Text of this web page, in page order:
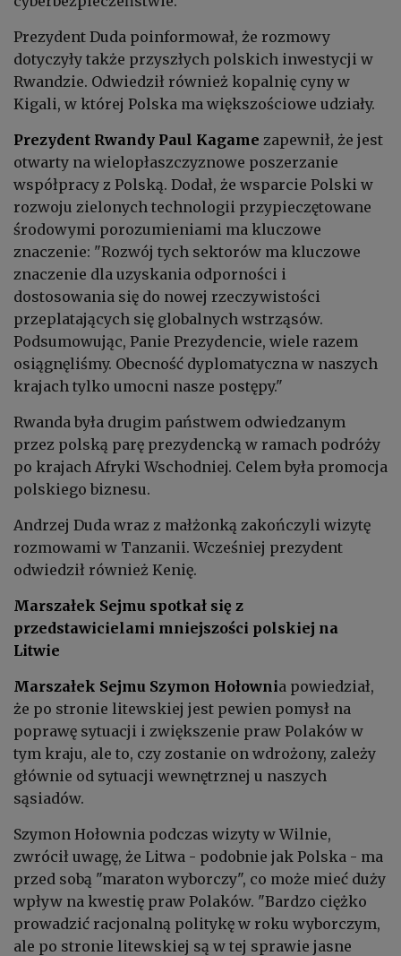
Prezydent Duda poinformował, że rozmowy
dotyczyły także przyszłych polskich inwestycji w
Rwandzie. Odwiedził również kopalnię cyny w
Kigali, w której Polska ma większościowe udziały.
Prezydent Rwandy Paul Kagame zapewnił, że jest
otwarty na wielopłaszczyznowe poszerzanie
współpracy z Polską. Dodał, że wsparcie Polski w
rozwoju zielonych technologii przypieczętowane
środowymi porozumieniami ma kluczowe
znaczenie: "Rozwój tych sektorów ma kluczowe
znaczenie dla uzyskania odporności i
dostosowania się do nowej rzeczywistości
przeplatających się globalnych wstrząsów.
Podsumowując, Panie Prezydencie, wiele razem
osiągnęliśmy. Obecność dyplomatyczna w naszych
krajach tylko umocni nasze postępy."
Rwanda była drugim państwem odwiedzanym
przez polską parę prezydencką w ramach podróży
po krajach Afryki Wschodniej. Celem była promocja
polskiego biznesu.
Andrzej Duda wraz z małżonką zakończyli wizytę
rozmowami w Tanzanii. Wcześniej prezydent
odwiedził również Kenię.
Marszałek Sejmu spotkał się z
przedstawicielami mniejszości polskiej na
Litwie
Marszałek Sejmu Szymon Hołownia powiedział,
że po stronie litewskiej jest pewien pomysł na
poprawę sytuacji i zwiększenie praw Polaków w
tym kraju, ale to, czy zostanie on wdrożony, zależy
głównie od sytuacji wewnętrznej u naszych
sąsiadów.
Szymon Hołownia podczas wizyty w Wilnie,
zwrócił uwagę, że Litwa - podobnie jak Polska - ma
przed sobą "maraton wyborczy", co może mieć duży
wpływ na kwestię praw Polaków. "Bardzo ciężko
prowadzić racjonalną politykę w roku wyborczym,
ale po stronie litewskiej są w tej sprawie jasne